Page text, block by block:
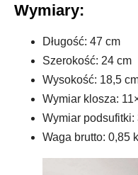
Wymiary:
Długość: 47 cm
Szerokość: 24 cm
Wysokość: 18,5
Wymiar klosza:
Wymiar podsufitki:
Waga brutto: 0,85